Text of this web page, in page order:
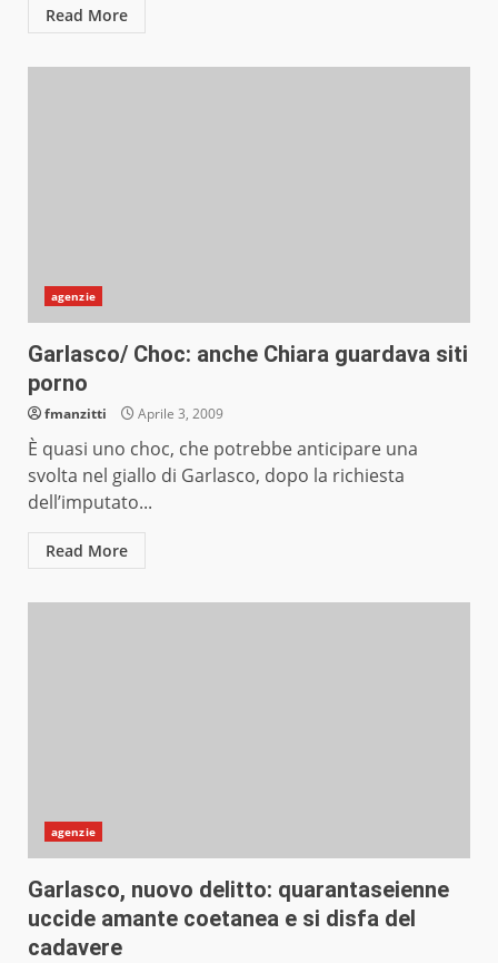
Read More
agenzie
Garlasco/ Choc: anche Chiara guardava siti
porno
fmanzitti Aprile 3, 2009
È quasi uno choc, che potrebbe anticipare una
svolta nel giallo di Garlasco, dopo la richiesta
dell’imputato...
Read More
agenzie
Garlasco, nuovo delitto: quarantaseienne
uccide amante coetanea e si disfa del
cadavere